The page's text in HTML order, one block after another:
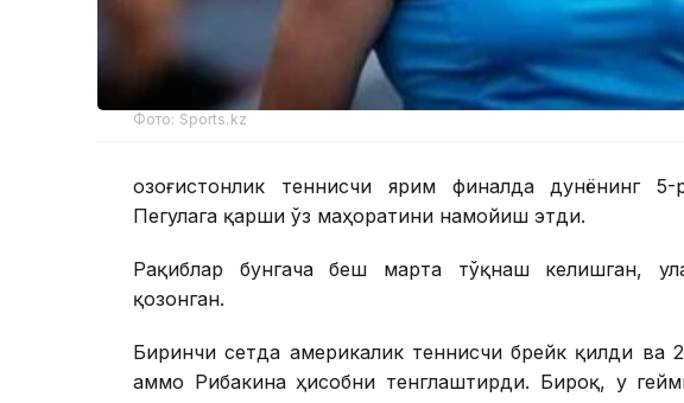
Фото: Sports.kz
Қозоғистонлик теннисчи ярим финалда дунёнинг
Пегулага қарши ўз маҳоратини намойиш этди.
Рақиблар бунгача беш марта тўқнаш келишган,
қозонган.
Биринчи сетда америкалик теннисчи брейк қилди ва
аммо Рибакина ҳисобни тенглаштирди. Бироқ, у